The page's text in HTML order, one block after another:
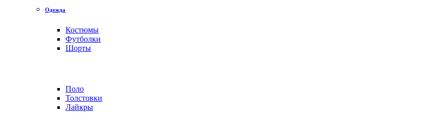
Одежда
Костюмы
Футболки
Шорты
Поло
Толстовки
Лайкры